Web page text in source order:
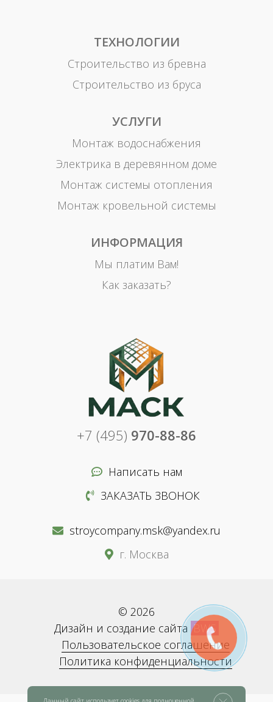
ТЕХНОЛОГИИ
Строительство из бревна
Строительство из бруса
УСЛУГИ
Монтаж водоснабжения
Электрика в деревянном доме
Монтаж системы отопления
Монтаж кровельной системы
ИНФОРМАЦИЯ
Мы платим Вам!
Как заказать?
+7 (495) 970-88-86
Написать нам
ЗАКАЗАТЬ ЗВОНОК
stroycompany.msk@yandex.ru
г. Москва
© 2026
Дизайн и создание сайта BWS
Пользовательское соглашение
Политика конфиденциальности